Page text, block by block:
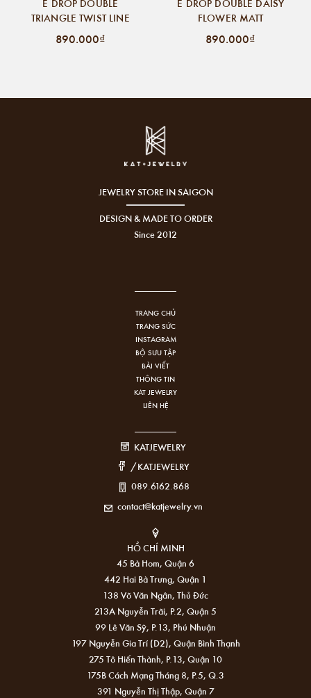
TRIANGLE TWIST LINE
890.000₫
FLOWER MATT
890.000₫
JEWELRY STORE IN SAIGON
DESIGN & MADE TO ORDER
Since 2012
TRANG CHỦ
TRANG SỨC
INSTAGRAM
BỘ SƯU TẬP
BÀI VIẾT
THÔNG TIN
KAT JEWELRY
LIÊN HỆ
KATJEWELRY
/KATJEWELRY
089.6162.868
contact@katjewelry.vn
HỒ CHÍ MINH
45 Bà Hom, Quận 6
442 Hai Bà Trưng, Quận 1
138 Võ Văn Ngân, Thủ Đức
213A Nguyễn Trãi, P.2, Quận 5
99 Lê Văn Sỹ, P.13, Phú Nhuận
197 Nguyễn Gia Trí (D2), Quận Bình Thạnh
275 Tô Hiến Thành, P.13, Quận 10
175B Cách Mạng Tháng 8, P.5, Q.3
391 Nguyễn Thị Thập, Quận 7